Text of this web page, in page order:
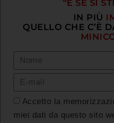
“E SE SI
IN PIÙ
QUELLO CHE C’È
Accetto la
miei dati da questo sito